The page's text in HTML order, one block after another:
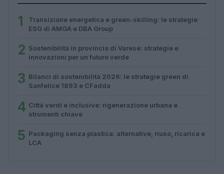
1
Transizione energetica e green-skilling: le strategie
ESG di AMGA e DBA Group
2 Sostenibilità in provincia di Varese: strategie e
innovazioni per un futuro verde
3 Bilanci di sostenibilità 2026: le strategie green di
Sanfelice 1893 e CFadda
4 Città verdi e inclusive: rigenerazione urbana e
strumenti chiave
5 Packaging senza plastica: alternative, riuso, ricarica e
LCA